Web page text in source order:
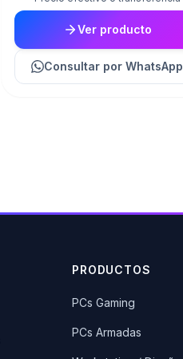
Ver producto
Consultar por WhatsApp
PRODUCTOS
PCs Gaming
PCs Armadas